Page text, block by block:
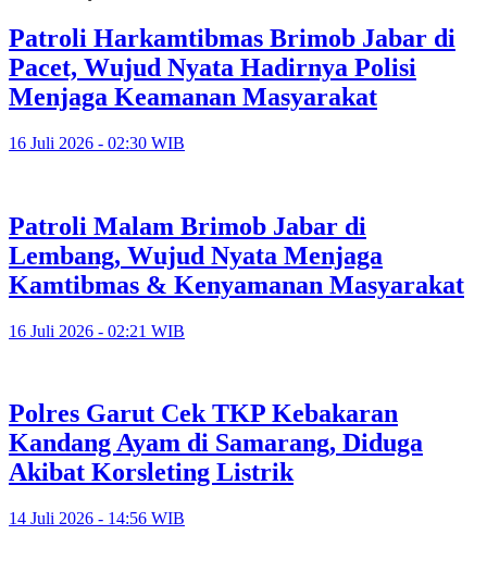
Patroli Harkamtibmas Brimob Jabar di
Pacet, Wujud Nyata Hadirnya Polisi
Menjaga Keamanan Masyarakat
16 Juli 2026 - 02:30 WIB
Patroli Malam Brimob Jabar di
Lembang, Wujud Nyata Menjaga
Kamtibmas & Kenyamanan Masyarakat
16 Juli 2026 - 02:21 WIB
Polres Garut Cek TKP Kebakaran
Kandang Ayam di Samarang, Diduga
Akibat Korsleting Listrik
14 Juli 2026 - 14:56 WIB